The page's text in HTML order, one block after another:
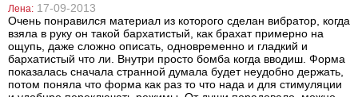
Лена: 17-09-2013
Очень понравился материал из которого сделан вибратор, когда
взяла в руку он такой бархатистый, как брахат примерно на
ощупь, даже сложно описать, одновременно и гладкий и
бархатистый что ли. Внутри просто бомба когда вводиш. Форма
показалась сначала странной думала будет неудобно держать,
потом поняла что форма как раз то что нада и для стимуляции